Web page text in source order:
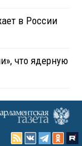
в России
что ядерную